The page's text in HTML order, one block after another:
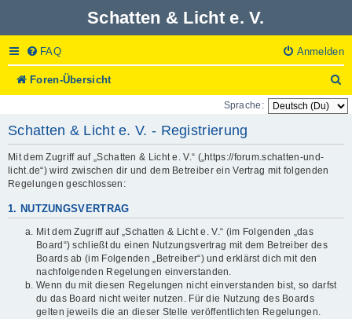
Schatten & Licht e. V.
FAQ Anmelden
Foren-Übersicht
u
c
Sprache:
Schatten & Licht e. V. - Registrierung
Mit dem Zugriff auf „Schatten & Licht e. V.“ („https://forum.schatten-und-
licht.de“) wird zwischen dir und dem Betreiber ein Vertrag mit folgenden
Regelungen geschlossen:
1. NUTZUNGSVERTRAG
Mit dem Zugriff auf „Schatten & Licht e. V.“ (im Folgenden „das
Board“) schließt du einen Nutzungsvertrag mit dem Betreiber des
Boards ab (im Folgenden „Betreiber“) und erklärst dich mit den
nachfolgenden Regelungen einverstanden.
Wenn du mit diesen Regelungen nicht einverstanden bist, so darfst
du das Board nicht weiter nutzen. Für die Nutzung des Boards
gelten jeweils die an dieser Stelle veröffentlichten Regelungen.